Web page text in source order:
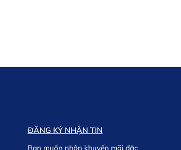
ĐĂNG KÝ NHẬN TIN
Bạn muốn nhận khuyến mãi đặc